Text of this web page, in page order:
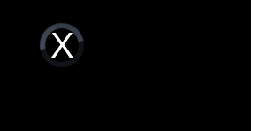
Video
Player
loading.